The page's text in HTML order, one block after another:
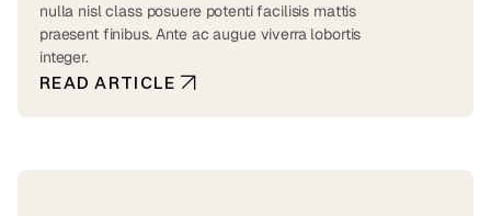
nulla nisl class posuere potenti facilisis mattis
praesent finibus. Ante ac augue viverra lobortis
integer.
READ ARTICLE